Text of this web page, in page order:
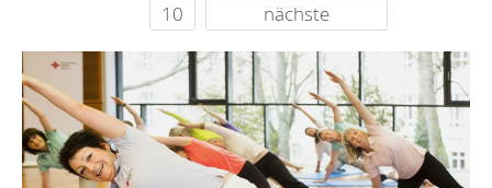
10
nächste